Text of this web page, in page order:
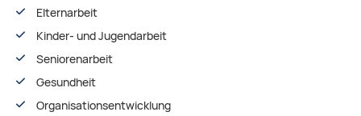
Elternarbeit
Kinder- und Jugendarbeit
Seniorenarbeit
Gesundheit
Organisationsentwiсklung